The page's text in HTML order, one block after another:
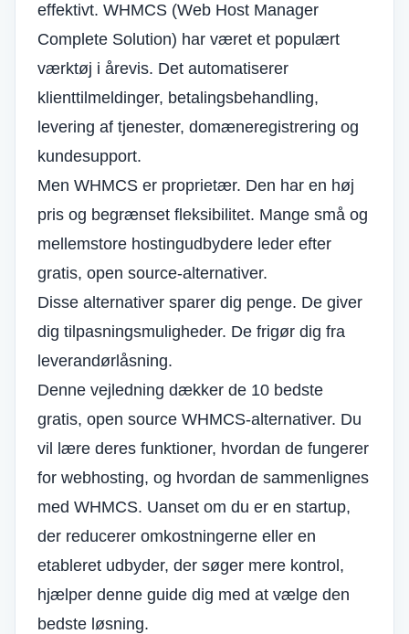
effektivt. WHMCS (Web Host Manager
Complete Solution) har været et populært
værktøj i årevis. Det automatiserer
klienttilmeldinger, betalingsbehandling,
levering af tjenester, domæneregistrering og
kundesupport.
Men WHMCS er proprietær. Den har en høj
pris og begrænset fleksibilitet. Mange små og
mellemstore hostingudbydere leder efter
gratis, open source-alternativer.
Disse alternativer sparer dig penge. De giver
dig tilpasningsmuligheder. De frigør dig fra
leverandørlåsning.
Denne vejledning dækker de 10 bedste
gratis, open source WHMCS-alternativer. Du
vil lære deres funktioner, hvordan de fungerer
for webhosting, og hvordan de sammenlignes
med WHMCS. Uanset om du er en startup,
der reducerer omkostningerne eller en
etableret udbyder, der søger mere kontrol,
hjælper denne guide dig med at vælge den
bedste løsning.